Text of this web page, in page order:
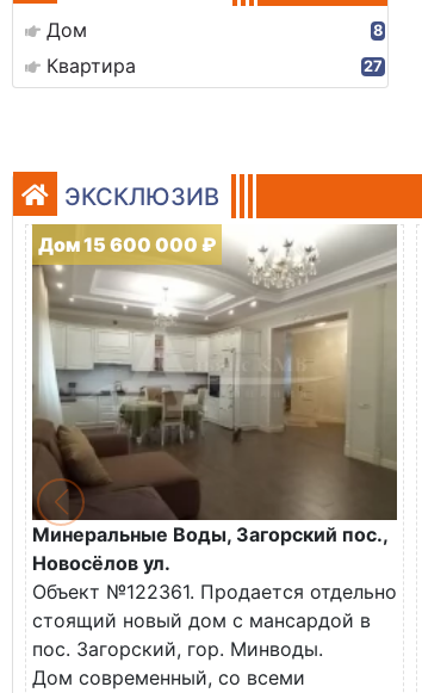
Дом 8
Квартира 27
ЭКСКЛЮЗИВ
Дом 15 600 000 ₽
Минеральные Воды, Загорский пос.,
Новосёлов ул.
Объект №122361. Продается отдельно
стоящий новый дом с мансардой в
пос. Загорский, гор. Минводы.
Дом современный, со всеми